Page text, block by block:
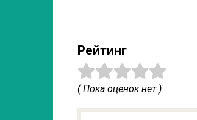
Рейтинг
( Пока оценок нет )